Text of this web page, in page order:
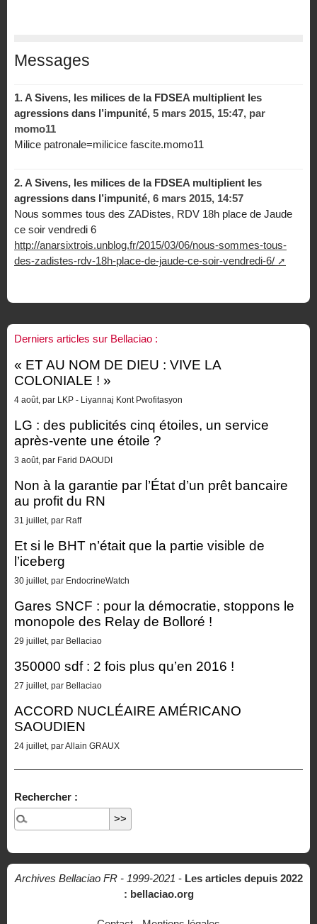
Messages
1.A Sivens, les milices de la FDSEA multiplient les
agressions dans l’impunité, 5 mars 2015, 15:47, par
momo11
Milice patronale=milicice fascite.momo11
2.A Sivens, les milices de la FDSEA multiplient les
agressions dans l’impunité, 6 mars 2015, 14:57
Nous sommes tous des ZADistes, RDV 18h place de Jaude
ce soir vendredi 6
http://anarsixtrois.unblog.fr/2015/03/06/nous-sommes-tous-
des-zadistes-rdv-18h-place-de-jaude-ce-soir-vendredi-6/
Derniers articles sur Bellaciao :
« ET AU NOM DE DIEU : VIVE LA
COLONIALE ! »
4 août, par LKP - Liyannaj Kont Pwofitasyon
LG : des publicités cinq étoiles, un service
après-vente une étoile ?
3 août, par Farid DAOUDI
Non à la garantie par l’État d’un prêt bancaire
au profit du RN
31 juillet, par Raff
Et si le BHT n’était que la partie visible de
l’iceberg
30 juillet, par EndocrineWatch
Gares SNCF : pour la démocratie, stoppons le
monopole des Relay de Bolloré !
29 juillet, par Bellaciao
350000 sdf : 2 fois plus qu’en 2016 !
27 juillet, par Bellaciao
ACCORD NUCLÉAIRE AMÉRICANO
SAOUDIEN
24 juillet, par Allain GRAUX
Rechercher :
Archives Bellaciao FR - 1999-2021 - Les articles depuis 2022
: bellaciao.org